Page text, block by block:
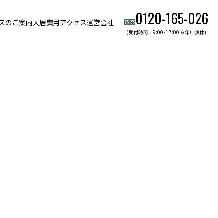
のご案内入居費用アクセス運営会社 0120-165-026
(受付時間：9:00~17:00 ※年中無休)